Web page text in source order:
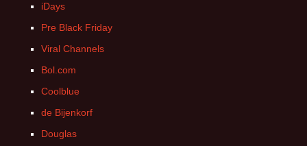
iDays
Pre Black Friday
Viral Channels
Bol.com
Coolblue
de Bijenkorf
Douglas